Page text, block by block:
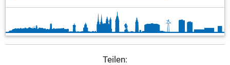
Teilen: